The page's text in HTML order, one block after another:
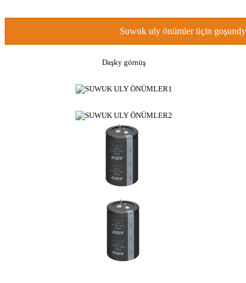
Suwuk uly önümler üçin
Daşky görnüş